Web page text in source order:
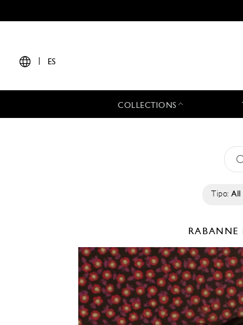
ES
COLLECTIONS
Tipo: All
RABANNE